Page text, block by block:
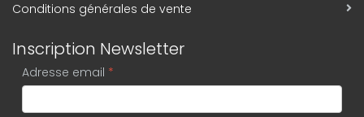
Conditions générales de vente
Inscription Newsletter
Adresse email *